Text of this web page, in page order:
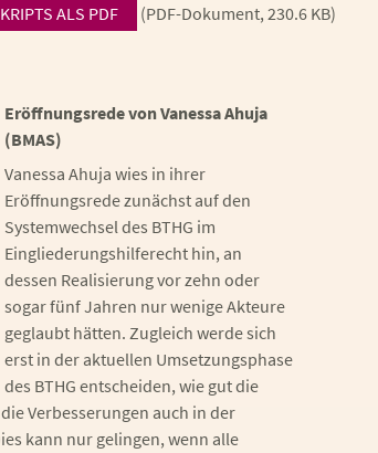
ALS PDF
(PDF-Dokument, 230.6 KB)
Eröffnungsrede von Vanessa Ahuja
(BMAS)
Vanessa Ahuja wies in ihrer
Eröffnungsrede zunächst auf den
Systemwechsel des BTHG im
Eingliederungshilferecht hin, an
dessen Realisierung vor zehn oder
sogar fünf Jahren nur wenige Akteure
geglaubt hätten. Zugleich werde sich
erst in der aktuellen Umsetzungsphase
des BTHG entscheiden, wie gut die
Verbesserungen auch in der
kann nur gelingen, wenn alle